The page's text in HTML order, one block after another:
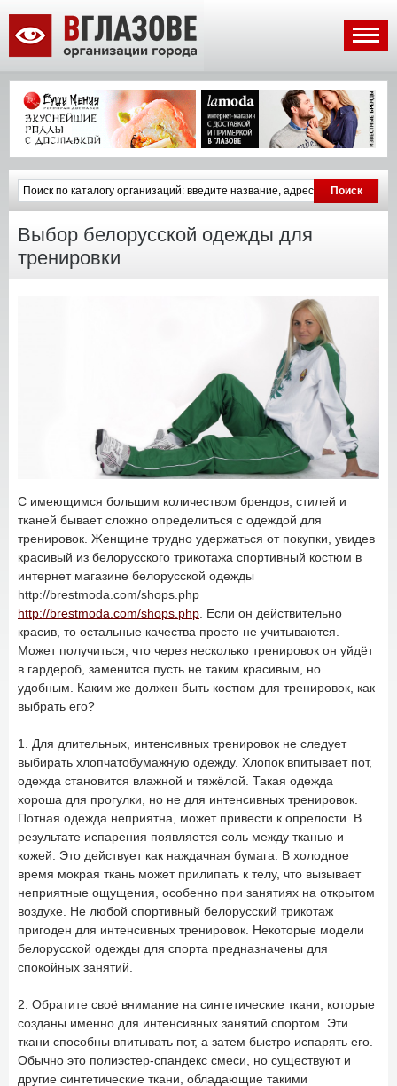
Выбор белорусской одежды для
тренировки
С имеющимся большим количеством брендов, стилей и
тканей бывает сложно определиться с одеждой для
тренировок. Женщине трудно удержаться от покупки, увидев
красивый из белорусского трикотажа спортивный костюм в
интернет магазине белорусской одежды
http://brestmoda.com/shops.php
http://brestmoda.com/shops.php . Если он действительно
красив, то остальные качества просто не учитываются.
Может получиться, что через несколько тренировок он уйдёт
в гардероб, заменится пусть не таким красивым, но
удобным. Каким же должен быть костюм для тренировок, как
выбрать его?
1. Для длительных, интенсивных тренировок не следует
выбирать хлопчатобумажную одежду. Хлопок впитывает пот,
одежда становится влажной и тяжёлой. Такая одежда
хороша для прогулки, но не для интенсивных тренировок.
Потная одежда неприятна, может привести к опрелости. В
результате испарения появляется соль между тканью и
кожей. Это действует как наждачная бумага. В холодное
время мокрая ткань может прилипать к телу, что вызывает
неприятные ощущения, особенно при занятиях на открытом
воздухе. Не любой спортивный белорусский трикотаж
пригоден для интенсивных тренировок. Некоторые модели
белорусской одежды для спорта предназначены для
спокойных занятий.
2. Обратите своё внимание на синтетические ткани, которые
созданы именно для интенсивных занятий спортом. Эти
ткани способны впитывать пот, а затем быстро испарять его.
Обычно это полиэстер-спандекс смеси, но существуют и
другие синтетические ткани, обладающие такими